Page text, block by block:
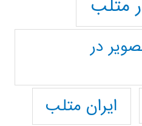
متلب
در
ایران متلب